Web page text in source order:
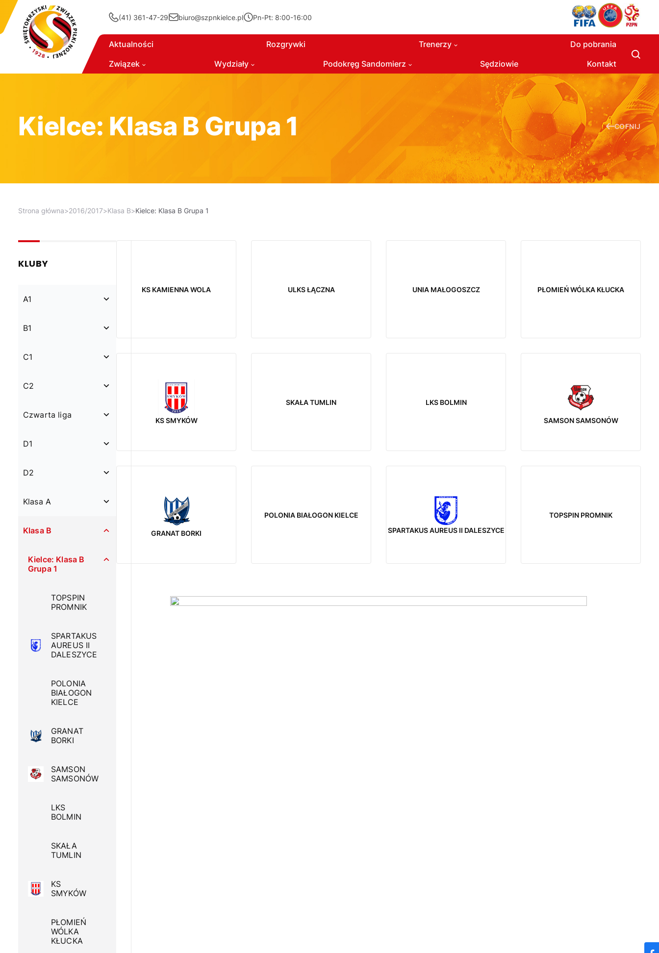
(41) 361-47-29 biuro@szpnkielce.pl Pn-Pt: 8:00-16:00
Związek
Aktualności
Wydziały
Rozgrywki
Podokręg Sandomierz
Trenerzy
Sędziowie
Do pobrania
Kontakt
Kielce: Klasa B Grupa 1 COFNIJ
Strona główna>2016/2017>Klasa B>Kielce: Klasa B Grupa 1
KLUBY
A1
B1
C1
C2
Czwarta liga
D1
D2
Klasa A
Klasa B
Kielce: Klasa B
Grupa 1
TOPSPIN
PROMNIK
SPARTAKUS
AUREUS II
DALESZYCE
POLONIA
BIAŁOGON
KIELCE
GRANAT
BORKI
SAMSON
SAMSONÓW
LKS
BOLMIN
SKAŁA
TUMLIN
KS
SMYKÓW
PŁOMIEŃ
WÓLKA
KŁUCKA
KS KAMIENNA WOLA ULKS ŁĄCZNA UNIA MAŁOGOSZCZ PŁOMIEŃ WÓLKA KŁUCKA
KS SMYKÓW
SKAŁA TUMLIN LKS BOLMIN
SAMSON SAMSONÓW
GRANAT BORKI
POLONIA BIAŁOGON KIELCE
SPARTAKUS AUREUS II DALESZYCE
TOPSPIN PROMNIK